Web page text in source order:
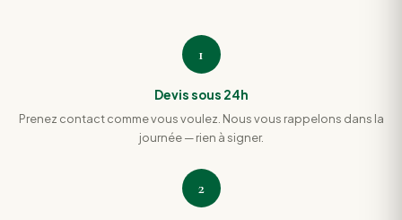
1
Devis sous 24h
Prenez contact comme vous voulez. Nous vous rappelons dans la
journée — rien à signer.
2